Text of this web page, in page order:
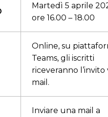
Martedì 5 aprile
ore 16.00 – 18.00
Online, su
Teams, gli iscritti
riceveranno l’invito
mail.
Inviare una mail a